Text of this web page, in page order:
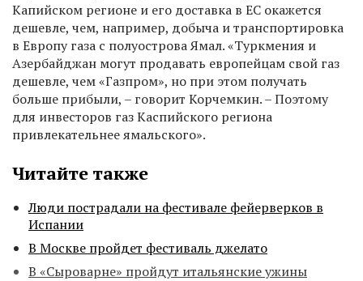
Капийском регионе и его доставка в ЕС окажется
дешевле, чем, например, добыча и транспортировка
в Европу газа с полуострова Ямал. «Туркмения и
Азербайджан могут продавать европейцам свой газ
дешевле, чем «Газпром», но при этом получать
больше прибыли, – говорит Корчемкин. – Поэтому
для инвесторов газ Каспийского региона
привлекательнее ямальского».
Читайте также
Люди пострадали на фестивале фейерверков в
Испании
В Москве пройдет фестиваль джелато
В «Сыроварне» пройдут итальянские ужины